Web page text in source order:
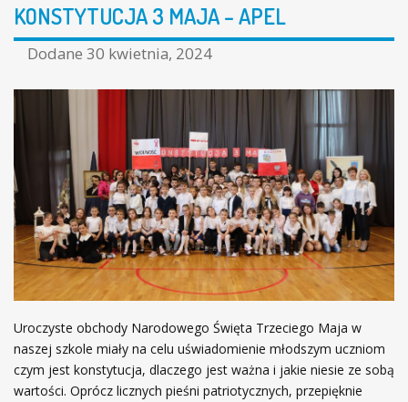
KONSTYTUCJA 3 MAJA – APEL
Dodane 30 kwietnia, 2024
Uroczyste obchody Narodowego Święta Trzeciego Maja w
naszej szkole miały na celu uświadomienie młodszym uczniom
czym jest konstytucja, dlaczego jest ważna i jakie niesie ze sobą
wartości. Oprócz licznych pieśni patriotycznych, przepięknie